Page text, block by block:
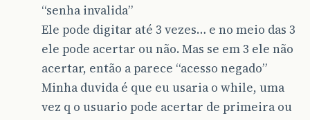
“senha invalida”
Ele pode digitar até 3 vezes… e no meio das 3
ele pode acertar ou não. Mas se em 3 ele não
acertar, então a parece “acesso negado”
Minha duvida é que eu usaria o while, uma
vez q o usuario pode acertar de primeira ou